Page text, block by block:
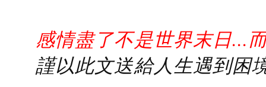
感情盡了不是世界末日...
謹以此文送給人生遇到困